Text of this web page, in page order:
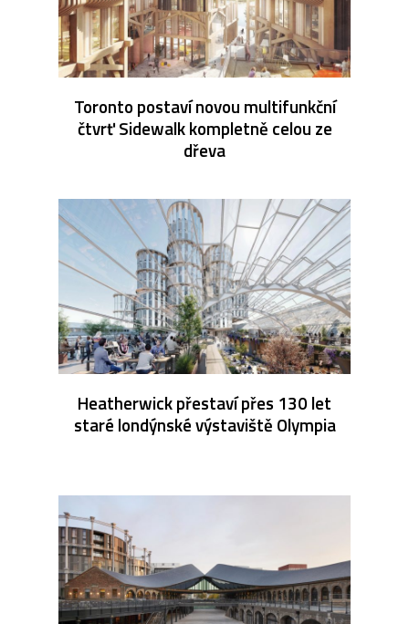
Toronto postaví novou multifunkční
čtvrť Sidewalk kompletně celou ze
dřeva
Heatherwick přestaví přes 130 let
staré londýnské výstaviště Olympia